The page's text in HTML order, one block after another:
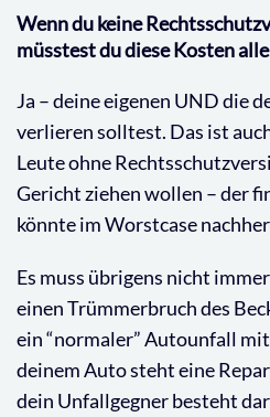
Wenn du keine
müsstest du diese Kosten
Ja – deine eigenen UND die
verlieren solltest. Das ist
Leute ohne
Gericht ziehen wollen – der
könnte im Worstcase
Es muss übrigens nicht
einen Trümmerbruch des
ein “normaler” Autounfall
deinem Auto steht eine
dein Unfallgegner besteht